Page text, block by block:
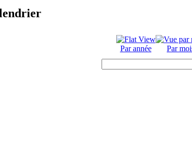
Par année Par